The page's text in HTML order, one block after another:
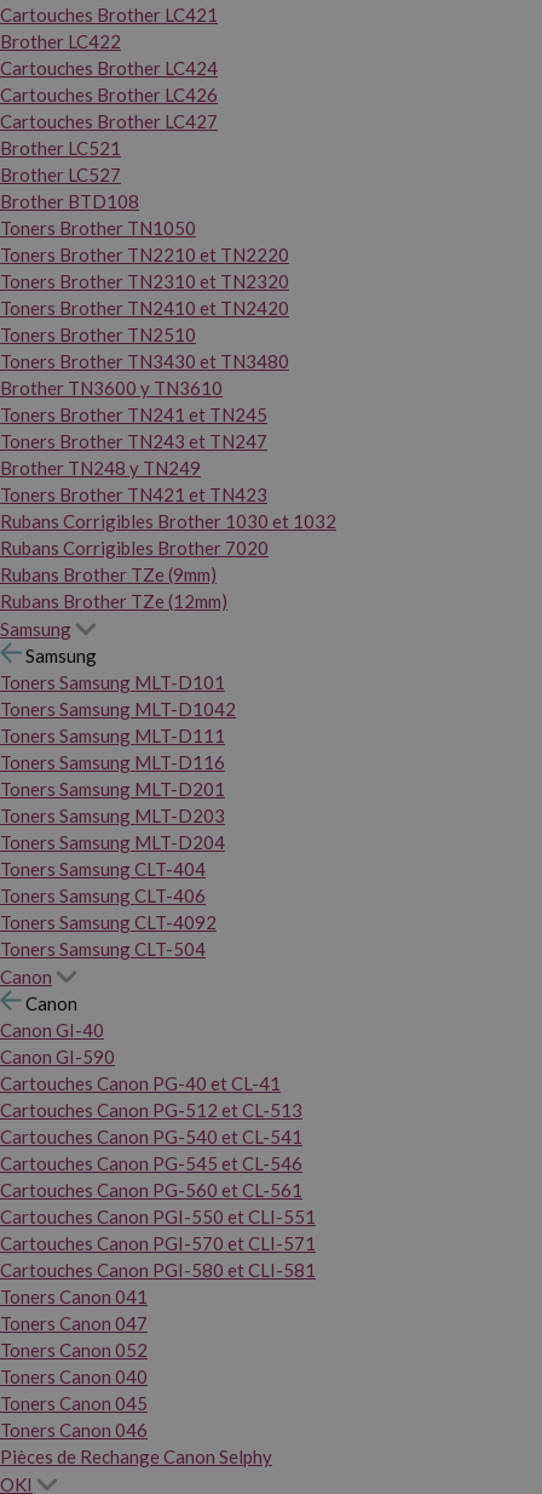
Cartouches Brother LC421
Brother LC422
Cartouches Brother LC424
Cartouches Brother LC426
Cartouches Brother LC427
Brother LC521
Brother LC527
Brother BTD108
Toners Brother TN1050
Toners Brother TN2210 et TN2220
Toners Brother TN2310 et TN2320
Toners Brother TN2410 et TN2420
Toners Brother TN2510
Toners Brother TN3430 et TN3480
Brother TN3600 y TN3610
Toners Brother TN241 et TN245
Toners Brother TN243 et TN247
Brother TN248 y TN249
Toners Brother TN421 et TN423
Rubans Corrigibles Brother 1030 et 1032
Rubans Corrigibles Brother 7020
Rubans Brother TZe (9mm)
Rubans Brother TZe (12mm)
Samsung
Samsung
Toners Samsung MLT-D101
Toners Samsung MLT-D1042
Toners Samsung MLT-D111
Toners Samsung MLT-D116
Toners Samsung MLT-D201
Toners Samsung MLT-D203
Toners Samsung MLT-D204
Toners Samsung CLT-404
Toners Samsung CLT-406
Toners Samsung CLT-4092
Toners Samsung CLT-504
Canon
Canon
Canon GI-40
Canon GI-590
Cartouches Canon PG-40 et CL-41
Cartouches Canon PG-512 et CL-513
Cartouches Canon PG-540 et CL-541
Cartouches Canon PG-545 et CL-546
Cartouches Canon PG-560 et CL-561
Cartouches Canon PGI-550 et CLI-551
Cartouches Canon PGI-570 et CLI-571
Cartouches Canon PGI-580 et CLI-581
Toners Canon 041
Toners Canon 047
Toners Canon 052
Toners Canon 040
Toners Canon 045
Toners Canon 046
Pièces de Rechange Canon Selphy
OKI